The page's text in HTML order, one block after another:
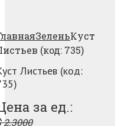
ЗеленьКуст
(код: 735)
Листьев (код:
за ед.:
2.3000